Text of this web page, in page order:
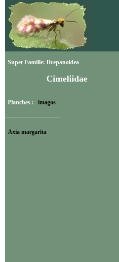
Super Famille: Drepanoidea
Cimeliidae
Planches : imagos
----------------------------
Axia margarita